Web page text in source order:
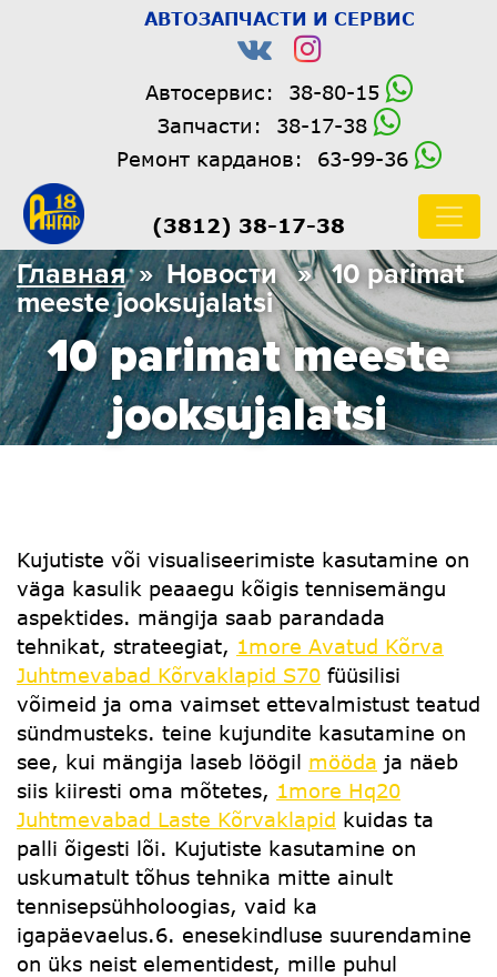
АВТОЗАПЧАСТИ И СЕРВИС
Автосервис:
38-80-15
Запчасти:
38-17-38
Ремонт карданов:
63-99-36
(3812) 38-17-38
10 parimat meeste
jooksujalatsi
Главная» Новости » 10 parimat
meeste jooksujalatsi
Kujutiste või visualiseerimiste kasutamine on
väga kasulik peaaegu kõigis tennisemängu
aspektides. mängija saab parandada
tehnikat, strateegiat, 1more Avatud Kõrva
Juhtmevabad Kõrvaklapid S70 füüsilisi
võimeid ja oma vaimset ettevalmistust teatud
sündmusteks. teine ​​kujundite kasutamine on
see, kui mängija laseb löögil mööda ja näeb
siis kiiresti oma mõtetes, 1more Hq20
Juhtmevabad Laste Kõrvaklapid kuidas ta
palli õigesti lõi. Kujutiste kasutamine on
uskumatult tõhus tehnika mitte ainult
tennisepsühholoogias, vaid ka
igapäevaelus.6. enesekindluse suurendamine
on üks neist elementidest, mille puhul